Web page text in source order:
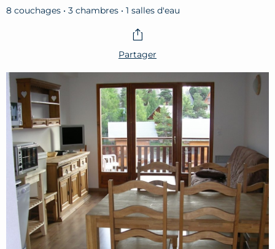
8 couchages • 3 chambres • 1 salles d'eau
Partager